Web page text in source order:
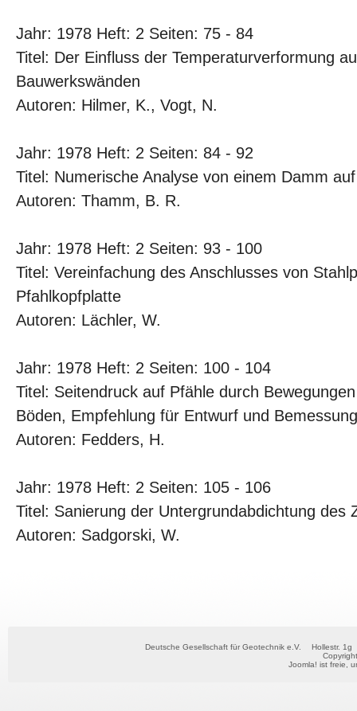
Jahr: 1978 Heft: 2 Seiten: 75 - 84
Titel: Der Einfluss der Temperaturverformung
Bauwerkswänden
Autoren: Hilmer, K., Vogt, N.
Jahr: 1978 Heft: 2 Seiten: 84 - 92
Titel: Numerische Analyse von einem Damm
Autoren: Thamm, B. R.
Jahr: 1978 Heft: 2 Seiten: 93 - 100
Titel: Vereinfachung des Anschlusses von
Pfahlkopfplatte
Autoren: Lächler, W.
Jahr: 1978 Heft: 2 Seiten: 100 - 104
Titel: Seitendruck auf Pfähle durch
Böden, Empfehlung für Entwurf und Bemessung
Autoren: Fedders, H.
Jahr: 1978 Heft: 2 Seiten: 105 - 106
Titel: Sanierung der Untergrundabdichtung des
Autoren: Sadgorski, W.
Deutsche Gesellschaft für Geotechnik e.V.
Hollestr. 1g
Joomla! ist freie,